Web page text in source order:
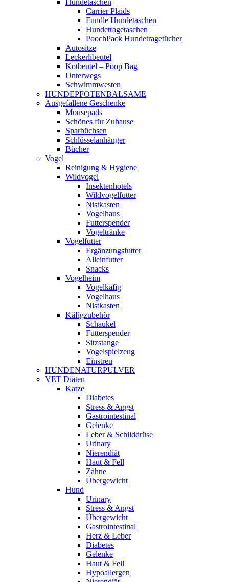
Hundetaschen
Carrier Plaids
Fundle Hundetaschen
Hundetragetaschen
PoochPack Hundetragetücher
Autositze
Leckerlibeutel
Kotbeutel – Poop Bag
Unterwegs
Schwimmwesten
HUNDEPFOTENBALSAME
Ausgefallene Geschenke
Mousepads
Schönes für Zuhause
Sparbüchsen
Schlüsselanhänger
Bücher
Vogel
Reinigung & Hygiene
Wildvogel
Insektenhotels
Wildvogelfutter
Nistkasten
Vogelhaus
Futterspender
Vogeltränke
Vogelfutter
Ergänzungsfutter
Alleinfutter
Snacks
Vogelheim
Vogelkäfig
Vogelhaus
Nistkasten
Käfigzubehör
Schaukel
Futterspender
Sitzstange
Vogelspielzeug
Einstreu
HUNDENATURPULVER
VET Diäten
Katze
Diabetes
Stress & Angst
Gastrointestinal
Gelenke
Leber & Schilddrüse
Urinary
Nierendiät
Haut & Fell
Zähne
Übergewicht
Hund
Urinary
Stress & Angst
Übergewicht
Gastrointestinal
Herz & Leber
Diabetes
Gelenke
Haut & Fell
Hypoallergen